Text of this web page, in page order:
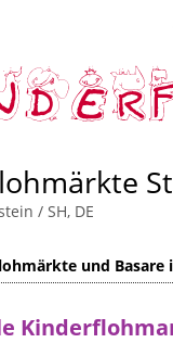
/ SH, DE
und